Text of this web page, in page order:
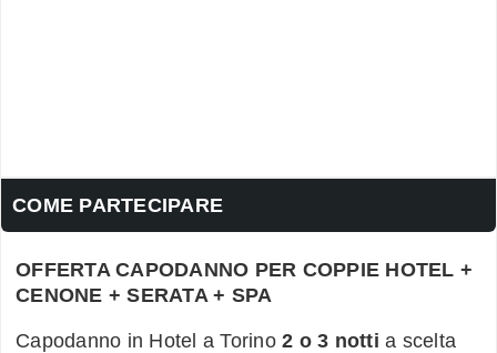
COME PARTECIPARE
OFFERTA CAPODANNO PER COPPIE HOTEL +
CENONE + SERATA + SPA
Capodanno in Hotel a Torino 2 o 3 notti a scelta